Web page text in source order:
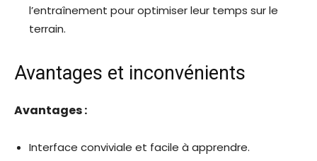
l’entraînement pour optimiser leur temps sur le
terrain.
Avantages et inconvénients
Avantages :
Interface conviviale et facile à apprendre.